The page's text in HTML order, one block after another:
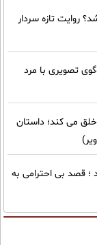
روایت تازه سردار
تصویری با مرد
هنوز خلق می کند؛ داستان
قصد بی احترامی به